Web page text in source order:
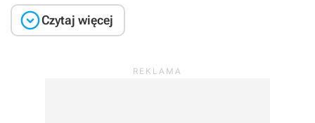
Czytaj więcej